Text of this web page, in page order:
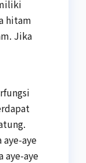
hitam
Jika
aye-aye
aye-aye